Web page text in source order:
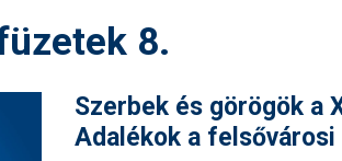
8.
Szerbek és görögök a
Adalékok a